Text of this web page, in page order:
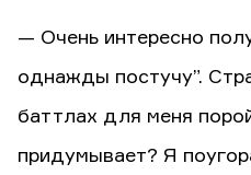
— Очень интересно
однажды постучу”.
баттлах для меня
придумывает? Я